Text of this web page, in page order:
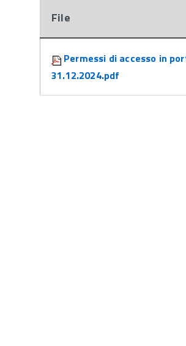
File
Permessi di accesso in
31.12.2024.pdf